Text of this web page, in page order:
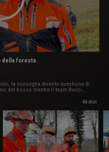
della foresta
la consegna diventa questione di
del bosco mentre il team Bucci
46 min